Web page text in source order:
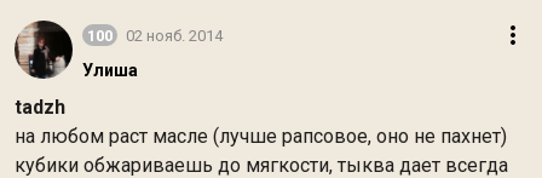
100 02 нояб. 2014
Улиша
tadzh
на любом раст масле (лучше рапсовое, оно не пахнет)
кубики обжариваешь до мягкости, тыква дает всегда